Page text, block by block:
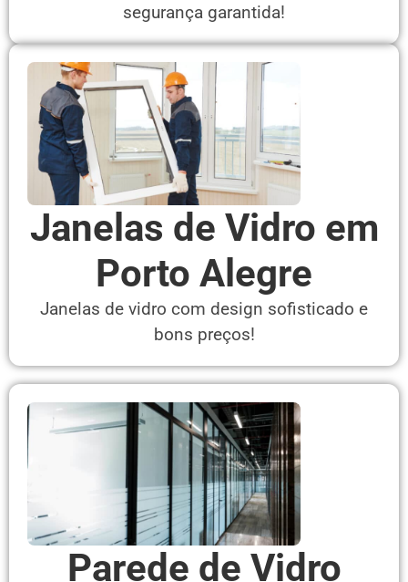
segurança garantida!
Janelas de Vidro em
Porto Alegre
Janelas de vidro com design sofisticado e
bons preços!
Parede de Vidro